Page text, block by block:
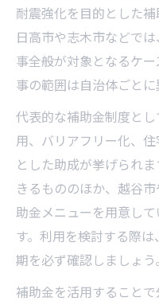
耐震強化を目的とした補
日高市や志木市などで
事全般が対象となるケ
事の範囲は自治体ごとに
代表的な補助金制度と
用、バリアフリー化、
とした助成が挙げられ
きるもののほか、越谷
助金メニューを用意し
す。利用を検討する際
期を必ず確認しましょう。
補助金を活用すること